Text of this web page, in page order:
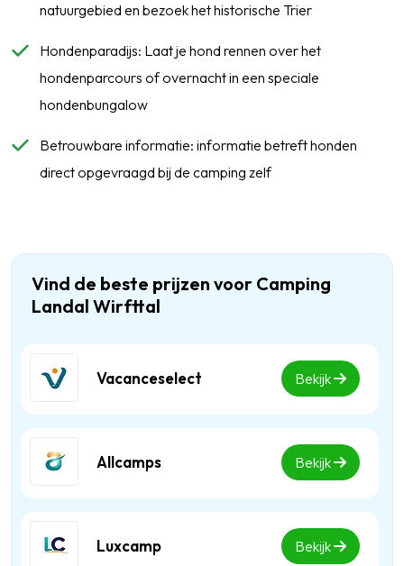
natuurgebied en bezoek het historische Trier
Hondenparadijs: Laat je hond rennen over het
hondenparcours of overnacht in een speciale
hondenbungalow
Betrouwbare informatie: informatie betreft honden
direct opgevraagd bij de camping zelf
Vind de beste prijzen voor Camping
Landal Wirfttal
Vacanceselect Bekijk
Allcamps Bekijk
Luxcamp Bekijk